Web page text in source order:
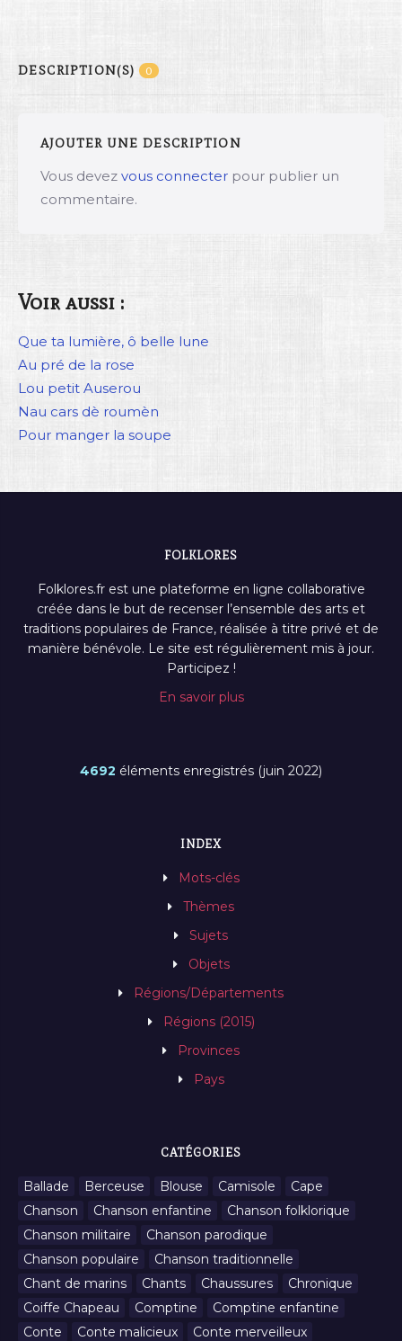
DESCRIPTION(S) 0
AJOUTER UNE DESCRIPTION
Vous devez vous connecter pour publier un
commentaire.
Voir aussi :
Que ta lumière, ô belle lune
Au pré de la rose
Lou petit Auserou
Nau cars dè roumèn
Pour manger la soupe
FOLKLORES
Folklores.fr est une plateforme en ligne collaborative
créée dans le but de recenser l’ensemble des arts et
traditions populaires de France, réalisée à titre privé et de
manière bénévole. Le site est régulièrement mis à jour.
Participez !
En savoir plus
4692 éléments enregistrés (juin 2022)
INDEX
Mots-clés
Thèmes
Sujets
Objets
Régions/Départements
Régions (2015)
Provinces
Pays
CATÉGORIES
Ballade Berceuse Blouse Camisole
Cape
Chanson
Chanson enfantine
Chanson folklorique
Chanson militaire
Chanson parodique
Chanson populaire
Chanson traditionnelle
Chant de marins
Chants Chaussures
Chronique
Coiffe Chapeau
Comptine
Comptine enfantine
Conte
Conte malicieux Conte merveilleux